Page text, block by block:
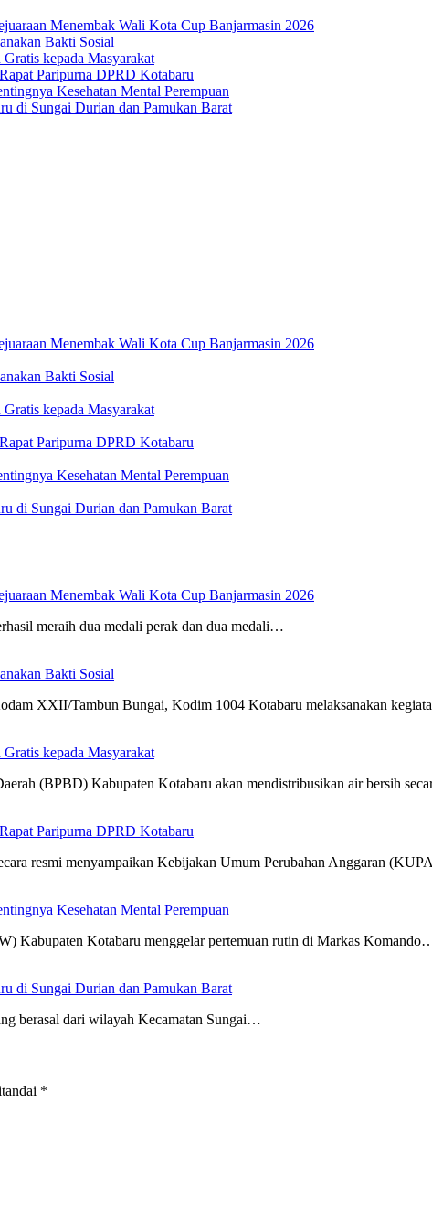
Menembak Wali Kota Cup Banjarmasin 2026
Bakti Sosial
kepada Masyarakat
Paripurna DPRD Kotabaru
Kesehatan Mental Perempuan
di Sungai Durian dan Pamukan Barat
Menembak Wali Kota Cup Banjarmasin 2026
Bakti Sosial
kepada Masyarakat
Paripurna DPRD Kotabaru
Kesehatan Mental Perempuan
di Sungai Durian dan Pamukan Barat
Menembak Wali Kota Cup Banjarmasin 2026
meraih dua medali perak dan dua medali…
Bakti Sosial
XXII/Tambun Bungai, Kodim 1004 Kotabaru melaksanakan
kepada Masyarakat
(BPBD) Kabupaten Kotabaru akan mendistribusikan air bersih
Paripurna DPRD Kotabaru
resmi menyampaikan Kebijakan Umum Perubahan Anggaran
Kesehatan Mental Perempuan
Kabupaten Kotabaru menggelar pertemuan rutin di Markas
di Sungai Durian dan Pamukan Barat
berasal dari wilayah Kecamatan Sungai…
*